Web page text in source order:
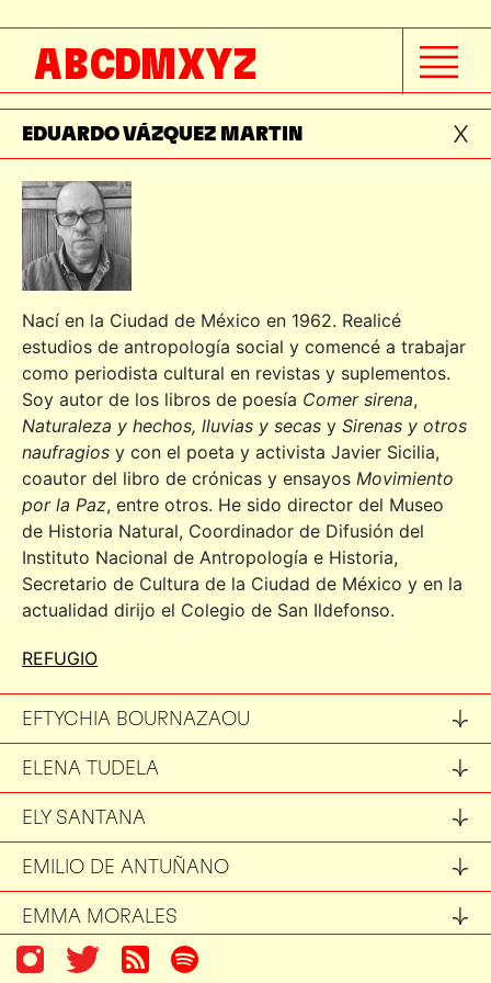
ABCDMXYZ
EDUARDO RAMÍREZ
EDUARDO VÁZQUEZ HERRERA
EDUARDO VÁZQUEZ MARTIN
Nací en la Ciudad de México en 1962. Realicé
estudios de antropología social y comencé a trabajar
como periodista cultural en revistas y suplementos.
Soy autor de los libros de poesía Comer sirena,
Naturaleza y hechos, lluvias y secas y Sirenas y otros
naufragios y con el poeta y activista Javier Sicilia,
coautor del libro de crónicas y ensayos Movimiento
por la Paz, entre otros. He sido director del Museo
de Historia Natural, Coordinador de Difusión del
Instituto Nacional de Antropología e Historia,
Secretario de Cultura de la Ciudad de México y en la
actualidad dirijo el Colegio de San Ildefonso.
REFUGIO
EFTYCHIA BOURNAZAOU
ELENA TUDELA
ELY SANTANA
EMILIO DE ANTUÑANO
EMMA MORALES
ENRIQUE PROVENCIO